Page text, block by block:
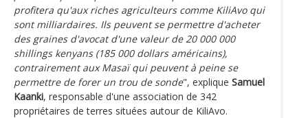
profitera qu'aux riches agriculteurs comme KiliAvo qui
sont milliardaires. Ils peuvent se permettre d'acheter
des graines d'avocat d'une valeur de 20 000 000
shillings kenyans (185 000 dollars américains),
contrairement aux Masaï qui peuvent à peine se
permettre de forer un trou de sonde", explique Samuel
Kaanki, responsable d'une association de 342
propriétaires de terres situées autour de KiliAvo.